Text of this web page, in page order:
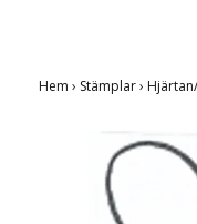
Hem › Stämplar›